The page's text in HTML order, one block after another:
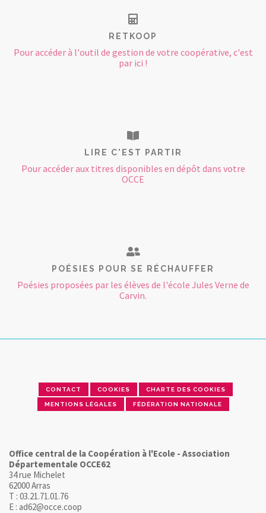
RETKOOP
Pour accéder à l'outil de gestion de votre coopérative, c'est
par ici !
LIRE C'EST PARTIR
Pour accéder aux titres disponibles en dépôt dans votre
OCCE
POÉSIES POUR SE RÉCHAUFFER
Poésies proposées par les élèves de l'école Jules Verne de
Carvin.
CONTACT COOKIES CHARTE DES COOKIES
MENTIONS LÉGALES FÉDÉRATION NATIONALE
Office central de la Coopération à l'Ecole - Association
Départementale OCCE62
34 rue Michelet
62000 Arras
T : 03.21.71.01.76
E : ad62@occe.coop